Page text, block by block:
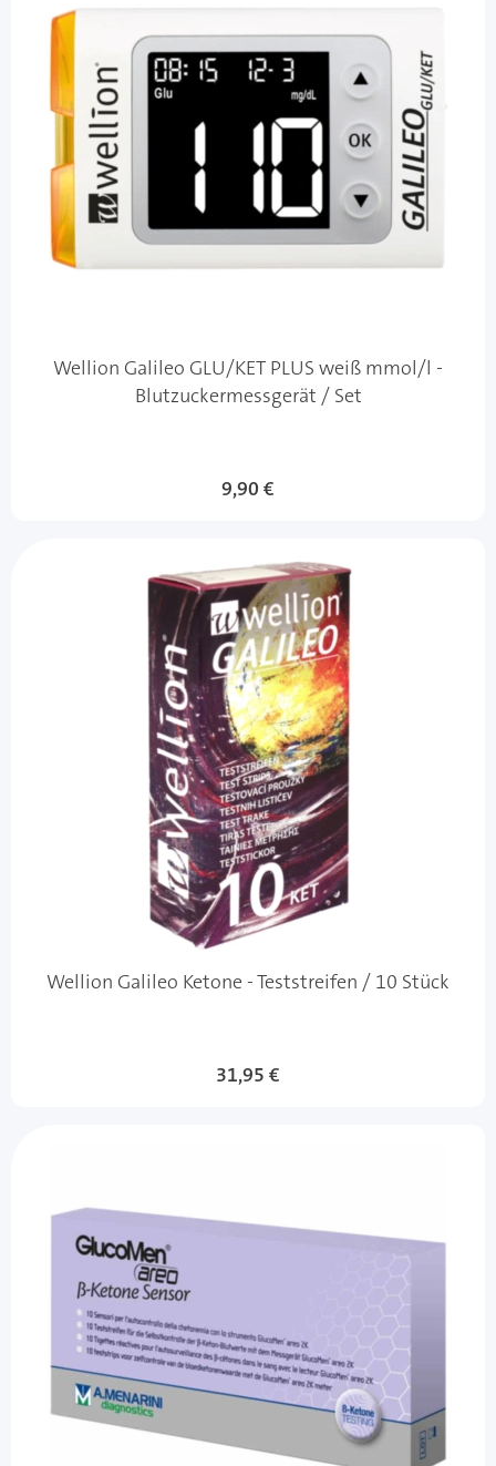
Wellion Galileo GLU/KET PLUS weiß mmol/l -
Blutzuckermessgerät / Set
9,90 €
Wellion Galileo Ketone - Teststreifen / 10 Stück
31,95 €